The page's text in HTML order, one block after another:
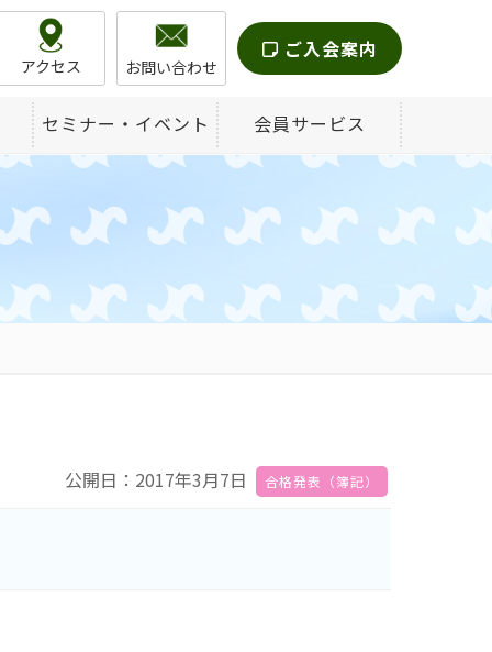
アクセス お問い合わせ
ご入会案内
セミナー・イベント 会員サービス
公開日：2017年3月7日 合格発表（簿記）